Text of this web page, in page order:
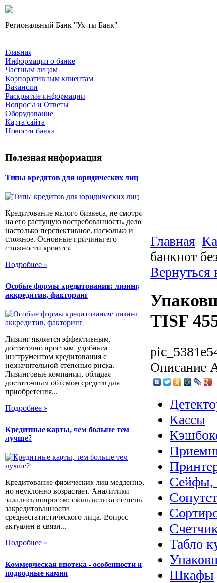
Региональный Банк "Ух-ты Банк"
Главная
Информация о банке
Частным лицам
Корпоративным клиентам
Вакансии
Раскрытие информации
Вопросы и Ответы
Оборудование
Карта сайта
Новости банка
Полезная информация
Типы кредитов для юридических лиц
Кредитование малого бизнеса, не смотря
на его растущую востребованность, дело
настолько перспективное, насколько и
сложное. Основные причины его
сложности кроются...
Подробнее »
Особые формы кредитования: лизинг,
аккредитив, факторинг
Лизинг является эффективным,
достаточно простым, удобным
инструментом кредитования с
незначительной степенью риска.
Лизинговые компании, обладая
достаточным объемом средств для
приобретения...
Подробнее »
Кредитные карты, чем больше тем
лучше?
Кредитование физических лиц медленно,
но неуклонно возрастает. Аналитики
задались вопросом: сколь велика степень
закредитованности
среднестатистического лица. Вопрос
актуален в связи...
Подробнее »
Коммерческая ипотека - особенности и
подводные камни
Главная
банкнот
Вернуться
TISF
Описание
Кассы
Сейфы,
Табло
Шкафы